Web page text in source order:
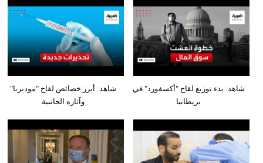
شاهد: أبرز خصائص لقاح "موديرنا"
وآثاره الجانبية
شاهد: بدء توزيع لقاح "أكسفورد" في
بريطانيا